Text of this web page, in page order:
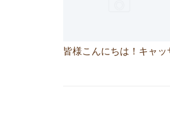
皆様こんにちは！キャ